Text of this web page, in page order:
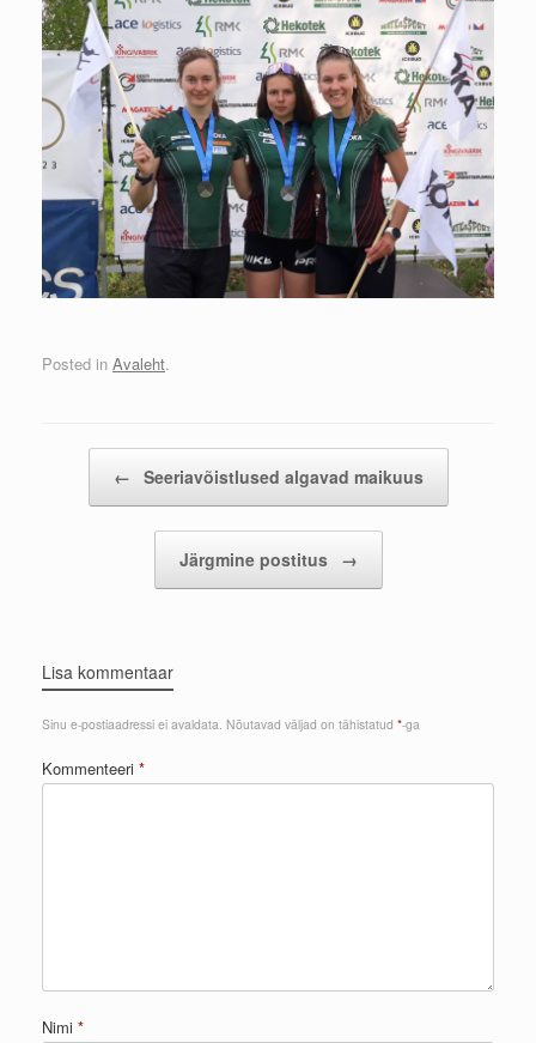
Posted in Avaleht.
← Seeriavõistlused algavad maikuus
Järgmine postitus →
Lisa kommentaar
Sinu e-postiaadressi ei avaldata. Nõutavad väljad on tähistatud *-ga
Kommenteeri *
Nimi *